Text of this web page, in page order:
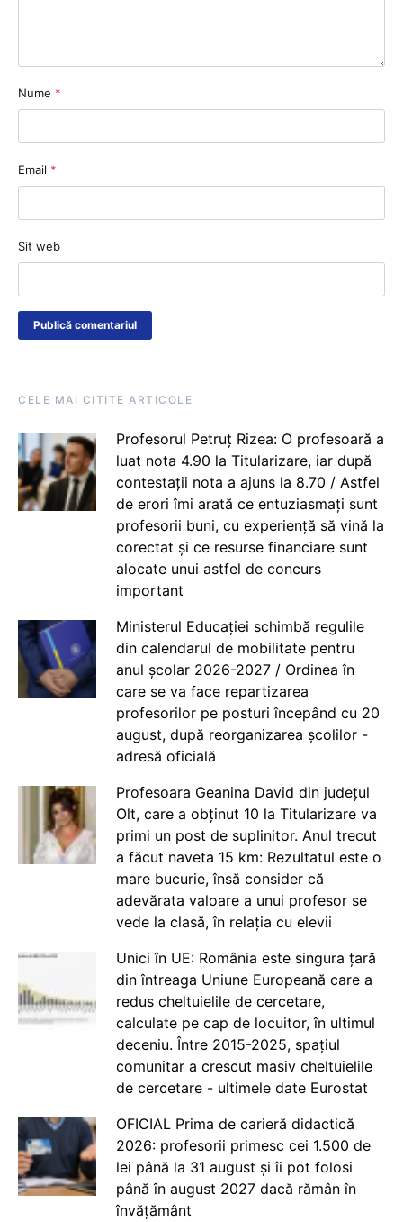
Nume *
Email *
Sit web
CELE MAI CITITE ARTICOLE
Profesorul Petruț Rizea: O profesoară a
luat nota 4.90 la Titularizare, iar după
contestații nota a ajuns la 8.70 / Astfel
de erori îmi arată ce entuziasmați sunt
profesorii buni, cu experiență să vină la
corectat și ce resurse financiare sunt
alocate unui astfel de concurs
important
Ministerul Educației schimbă regulile
din calendarul de mobilitate pentru
anul școlar 2026-2027 / Ordinea în
care se va face repartizarea
profesorilor pe posturi începând cu 20
august, după reorganizarea școlilor -
adresă oficială
Profesoara Geanina David din județul
Olt, care a obținut 10 la Titularizare va
primi un post de suplinitor. Anul trecut
a făcut naveta 15 km: Rezultatul este o
mare bucurie, însă consider că
adevărata valoare a unui profesor se
vede la clasă, în relația cu elevii
Unici în UE: România este singura țară
din întreaga Uniune Europeană care a
redus cheltuielile de cercetare,
calculate pe cap de locuitor, în ultimul
deceniu. Între 2015-2025, spațiul
comunitar a crescut masiv cheltuielile
de cercetare - ultimele date Eurostat
OFICIAL Prima de carieră didactică
2026: profesorii primesc cei 1.500 de
lei până la 31 august și îi pot folosi
până în august 2027 dacă rămân în
învățământ